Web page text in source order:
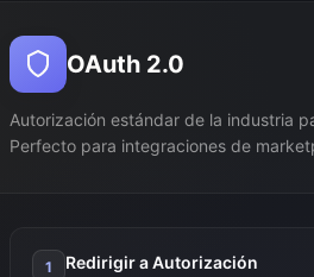
OAuth 2.0
Autorización estándar de la industria
Perfecto para integraciones de
1 Redirigir a Autorización